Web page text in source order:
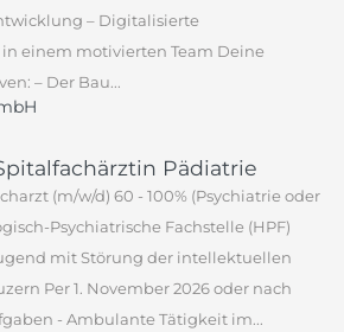
– Digitalisierte
einem motivierten Team Deine
– Der Bau...
Pädiatrie
(m/w/d) 60 - 100% (Psychiatrie oder
Psychiatrische Fachstelle (HPF)
mit Störung der intellektuellen
Per 1. November 2026 oder nach
- Ambulante Tätigkeit im...